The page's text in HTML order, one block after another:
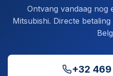
Ontvang vandaag nog
Mitsubishi. Directe
+32